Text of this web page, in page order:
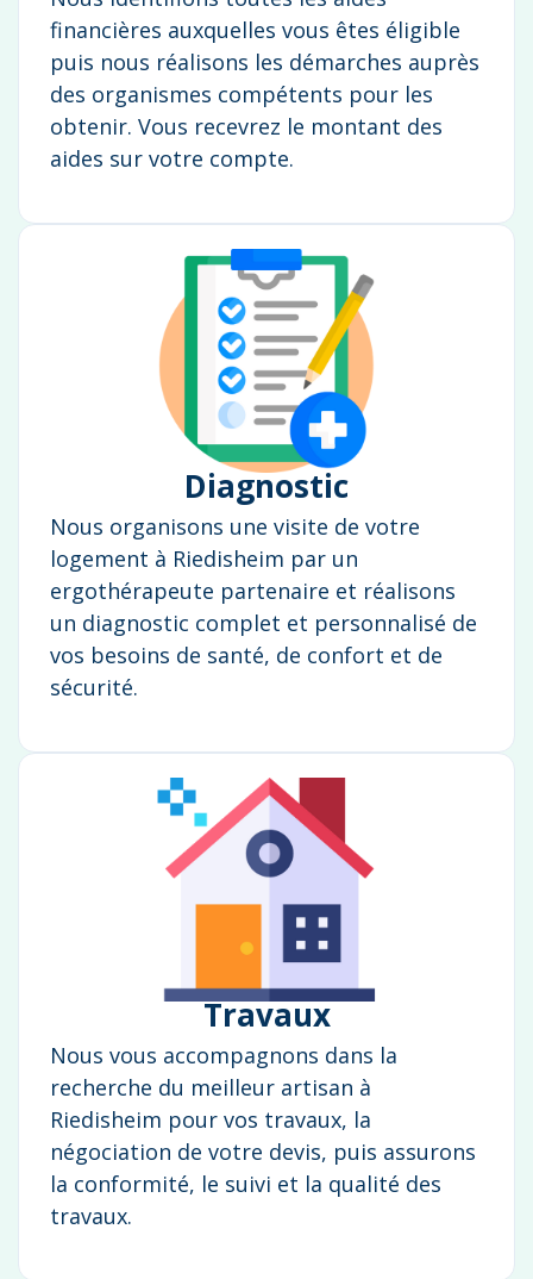
financières auxquelles vous êtes éligible
puis nous réalisons les démarches auprès
des organismes compétents pour les
obtenir. Vous recevrez le montant des
aides sur votre compte.
Diagnostic
Nous organisons une visite de votre
logement à Riedisheim par un
ergothérapeute partenaire et réalisons
un diagnostic complet et personnalisé de
vos besoins de santé, de confort et de
sécurité.
Travaux
Nous vous accompagnons dans la
recherche du meilleur artisan à
Riedisheim pour vos travaux, la
négociation de votre devis, puis assurons
la conformité, le suivi et la qualité des
travaux.